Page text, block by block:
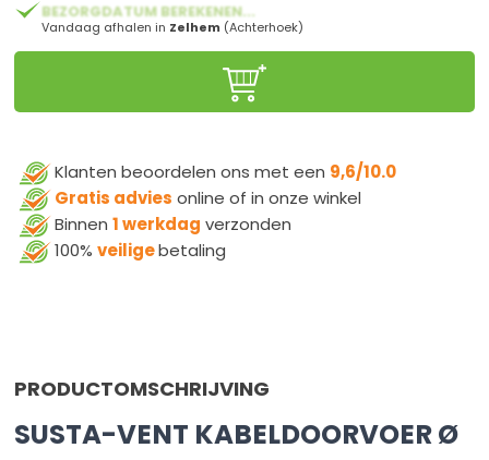
BEZORGDATUM BEREKENEN...
Vandaag afhalen in Zelhem (Achterhoek)
Klanten beoordelen ons met een 9,6/10.0
Gratis advies online of in onze winkel
Binnen 1 werkdag verzonden
100% veiligebetaling
PRODUCTOMSCHRIJVING
SUSTA-VENT KABELDOORVOER Ø